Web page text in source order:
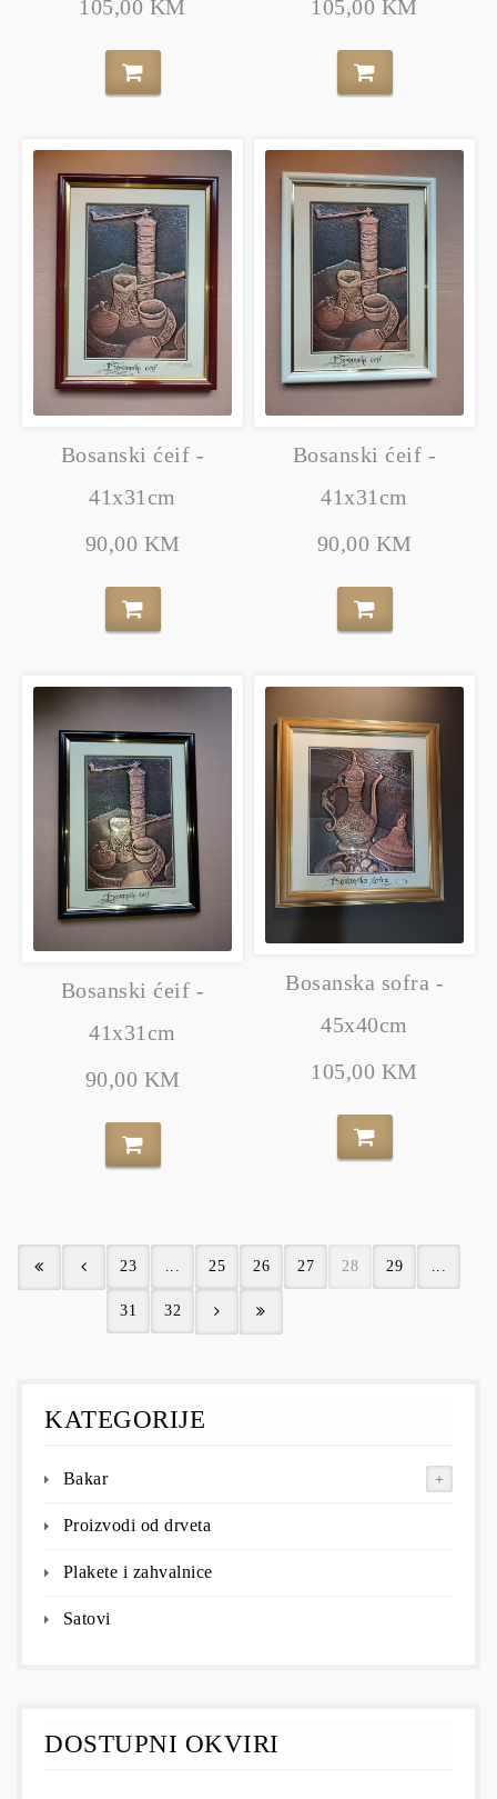
105,00 KM 105,00 KM
Bosanski ćeif -
41x31cm
90,00 KM
Bosanski ćeif -
41x31cm
90,00 KM
Bosanski ćeif -
41x31cm
90,00 KM
Bosanska sofra -
45x40cm
105,00 KM
23 ... 25 26 27 28 29 ...
31 32
KATEGORIJE
Bakar
Proizvodi od drveta
Plakete i zahvalnice
Satovi
DOSTUPNI OKVIRI